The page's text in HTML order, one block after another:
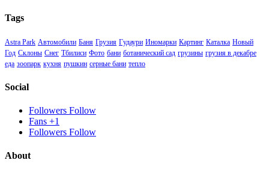
Tags
Astra Park Автомобили Баня Грузия Гудаури Иномарки Картинг Каталка Новый
Год Склоны Снег Тбилиси Фото бани ботанический сад грузины грузия в декабре
еда зоопарк кухня пушкин серные бани тепло
Social
Followers Follow
Fans +1
Followers Follow
About